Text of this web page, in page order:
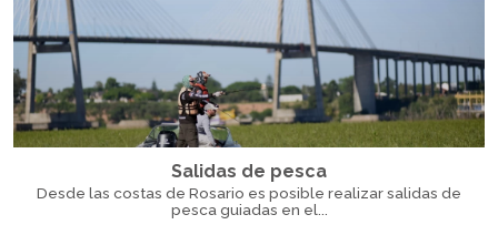
Salidas de pesca
Desde las costas de Rosario es posible realizar salidas de
pesca guiadas en el...